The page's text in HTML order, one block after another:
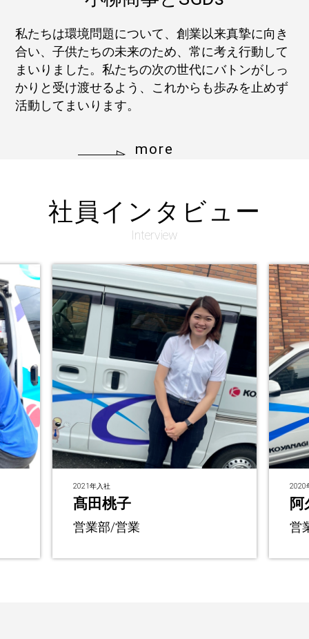
私たちは環境問題について、創業以来真摯に向き
合い、子供たちの未来のため、常に考え行動して
まいりました。私たちの次の世代にバトンがしっ
かりと受け渡せるよう、これからも歩みを止めず
活動してまいります。
more
社員インタビュー
Interview
2021年入社
髙田桃子
営業部/営業
2020
営